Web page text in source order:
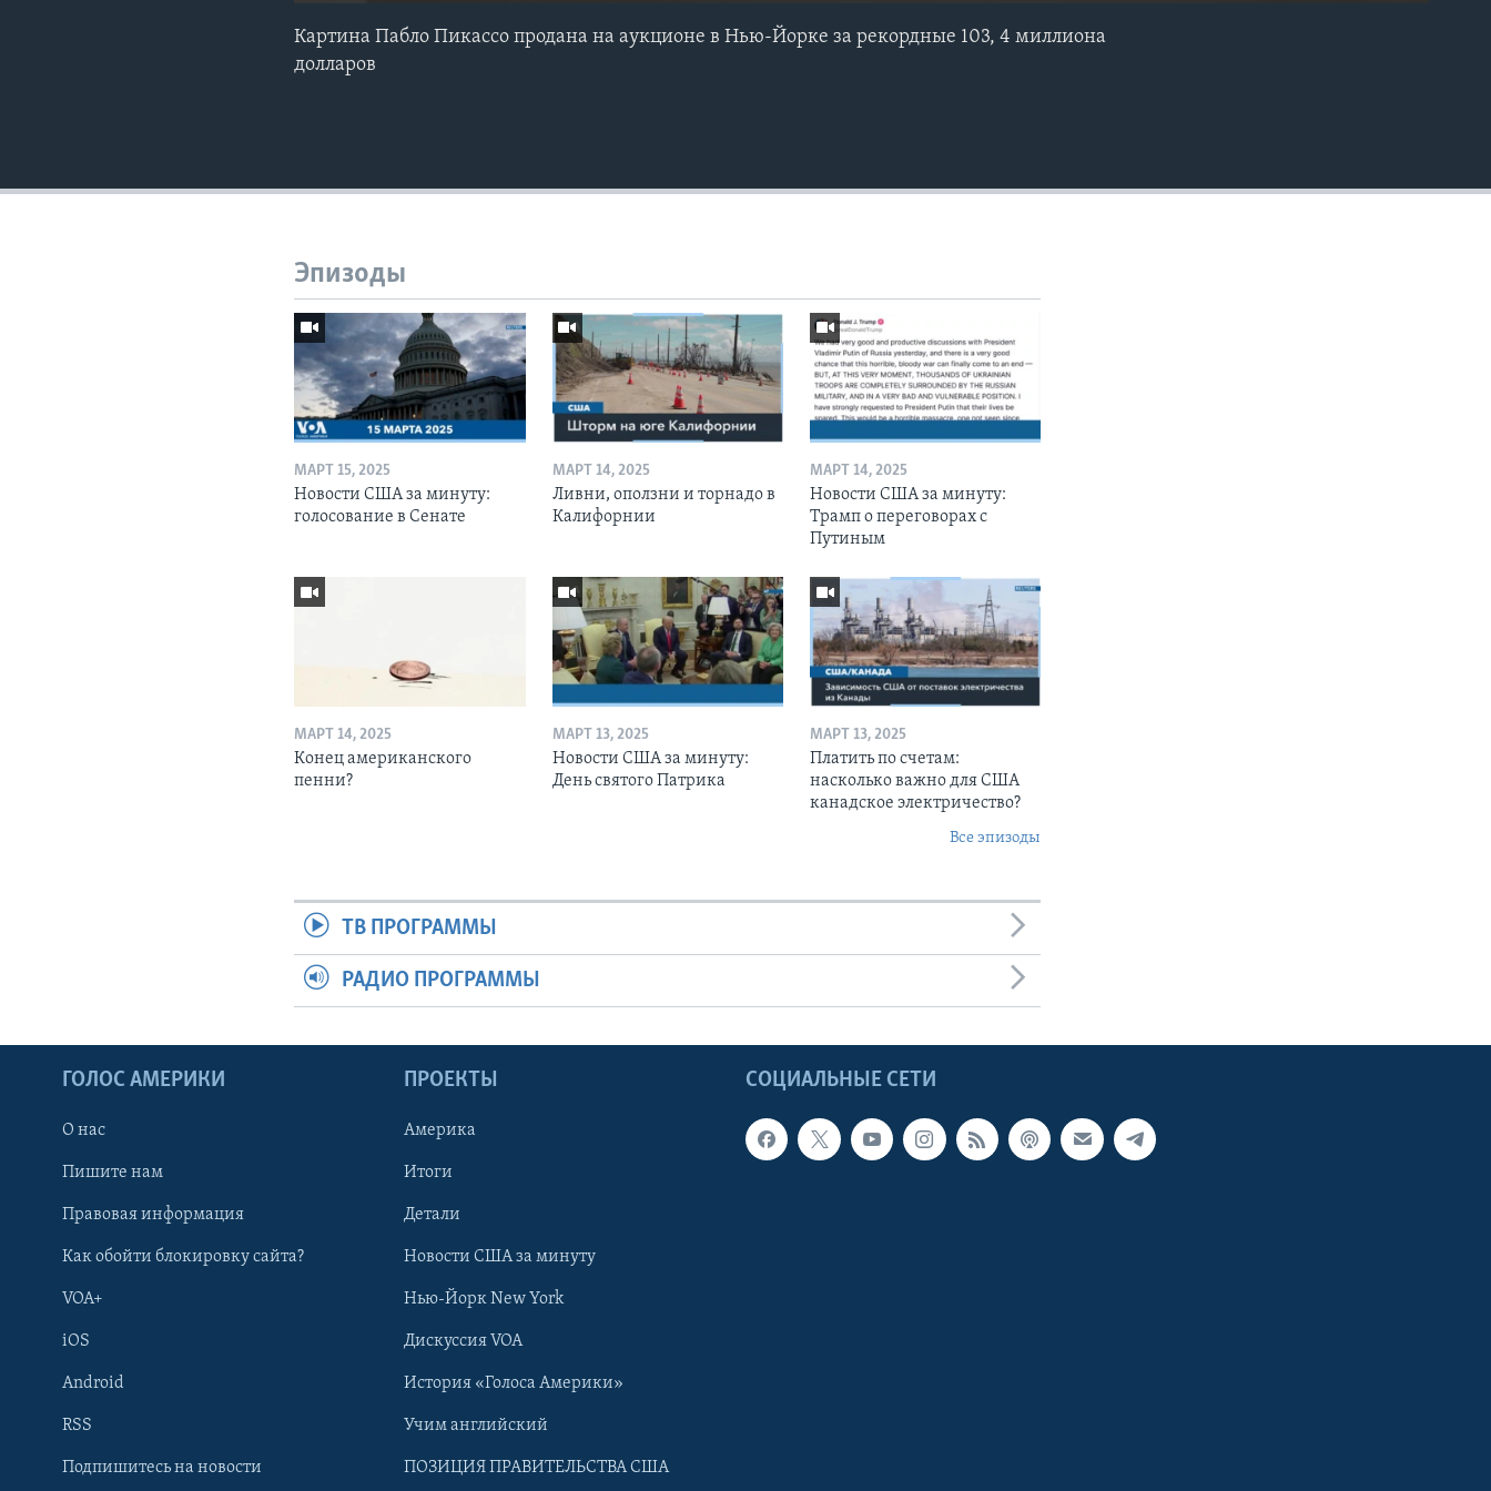
СОЦИАЛЬНЫЕ СЕТИ
Картина Пабло Пикассо продана на аукционе в Нью-Йорке за рекордные 103, 4 миллиона
долларов
Эпизоды
МАРТ 15, 2025
Новости США за минуту:
голосование в Сенате
МАРТ 14, 2025
Ливни, оползни и торнадо в
Калифорнии
МАРТ 14, 2025
Новости США за минуту:
Трамп о переговорах с
Путиным
МАРТ 14, 2025
Конец американского
пенни?
МАРТ 13, 2025
Новости США за минуту:
День святого Патрика
МАРТ 13, 2025
Платить по счетам:
насколько важно для США
канадское электричество?
Все эпизоды
ТВ ПРОГРАММЫ
РАДИО ПРОГРАММЫ
СОЦИАЛЬНЫЕ СЕТИ
ГОЛОС АМЕРИКИ
О нас
Пишите нам
Правовая информация
Как обойти блокировку сайта?
VOA+
iOS
Android
RSS
Подпишитесь на новости
ПРОЕКТЫ
Америка
Итоги
Детали
Новости США за минуту
Нью-Йорк New York
Дискуссия VOA
История «Голоса Америки»
Учим английский
ПОЗИЦИЯ ПРАВИТЕЛЬСТВА США